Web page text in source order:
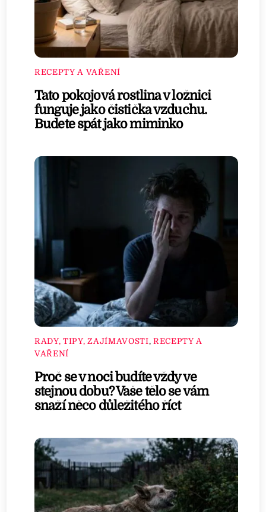
RECEPTY A VAŘENÍ
Tato pokojová rostlina v ložnici
funguje jako čistička vzduchu.
Budete spát jako miminko
RADY, TIPY, ZAJÍMAVOSTI, RECEPTY A
VAŘENÍ
Proč se v noci budíte vždy ve
stejnou dobu? Vaše tělo se vám
snaží něco důležitého říct